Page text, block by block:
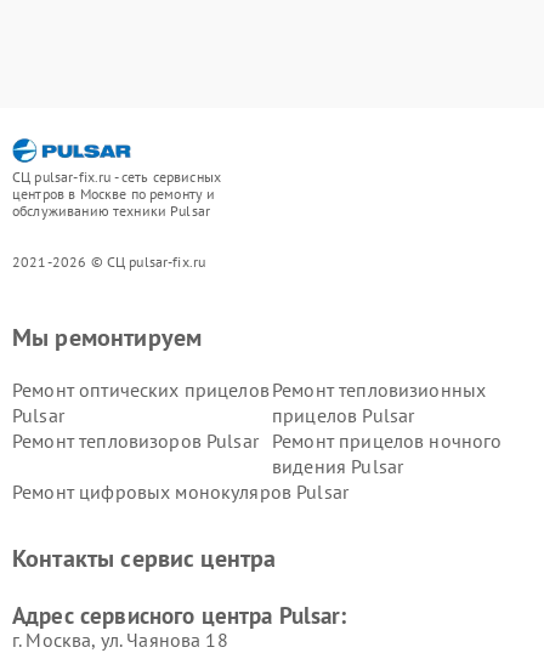
СЦ pulsar-fix.ru - сеть сервисных
центров в Москве по ремонту и
обслуживанию техники Pulsar
2021-2026 © СЦ pulsar-fix.ru
Мы ремонтируем
Ремонт оптических прицелов
Pulsar
Ремонт тепловизионных
прицелов Pulsar
Ремонт тепловизоров Pulsar
Ремонт прицелов ночного
видения Pulsar
Ремонт цифровых монокуляров Pulsar
Контакты сервис центра
Адрес сервисного центра Pulsar:
г. Москва, ул. Чаянова 18